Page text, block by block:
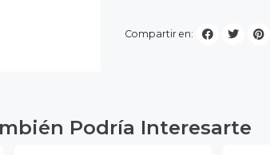
Compartir en:
Podría Interesarte